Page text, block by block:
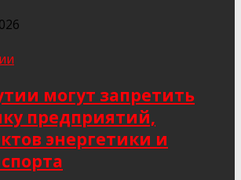
могут запретить
предприятий,
энергетики и